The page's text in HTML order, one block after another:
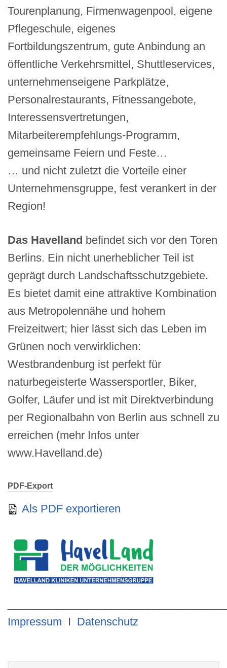
Tourenplanung, Firmenwagenpool, eigene
Pflegeschule, eigenes
Fortbildungszentrum, gute Anbindung an
öffentliche Verkehrsmittel, Shuttleservices,
unternehmenseigene Parkplätze,
Personalrestaurants, Fitnessangebote,
Interessensvertretungen,
Mitarbeiterempfehlungs-Programm,
gemeinsame Feiern und Feste…
… und nicht zuletzt die Vorteile einer
Unternehmensgruppe, fest verankert in der
Region!
Das Havelland befindet sich vor den Toren
Berlins. Ein nicht unerheblicher Teil ist
geprägt durch Landschaftsschutzgebiete.
Es bietet damit eine attraktive Kombination
aus Metropolennähe und hohem
Freizeitwert; hier lässt sich das Leben im
Grünen noch verwirklichen:
Westbrandenburg ist perfekt für
naturbegeisterte Wassersportler, Biker,
Golfer, Läufer und ist mit Direktverbindung
per Regionalbahn von Berlin aus schnell zu
erreichen (mehr Infos unter
www.Havelland.de)
PDF-Export
Als PDF exportieren
Impressum I Datenschutz